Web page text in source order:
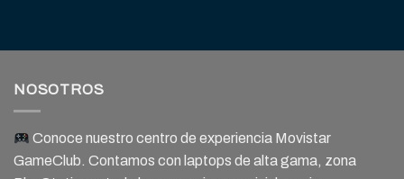
NOSOTROS
Conoce nuestro centro de experiencia Movistar
GameClub. Contamos con laptops de alta gama, zona